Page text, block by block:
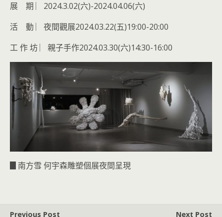
展 期 ︳2024.3.02(六)-2024.04.06(六)
活 動 ︳夜間觀展2024.03.22(五)19:00-20:00
工 作 坊 ︳親子手作2024.03.30(六)14:30-16:00
▊南方雪 何宇森雕塑個展夜間呈現
Previous Post Next Post